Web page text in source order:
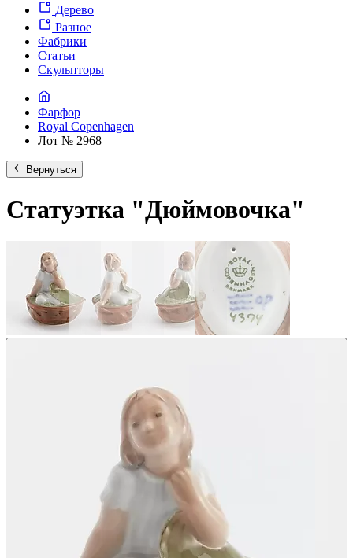
Дерево
Разное
Фабрики
Статьи
Скульпторы
Фарфор
Royal Copenhagen
Лот № 2968
Вернуться
Статуэтка "Дюймовочка"